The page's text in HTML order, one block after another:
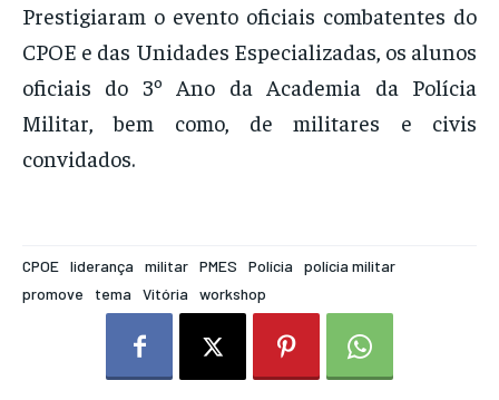
Prestigiaram o evento oficiais combatentes do
CPOE e das Unidades Especializadas, os alunos
oficiais do 3º Ano da Academia da Polícia
Militar, bem como, de militares e civis
convidados.
CPOE liderança militar PMES Polícia
polícia militar
promove
tema Vitória workshop